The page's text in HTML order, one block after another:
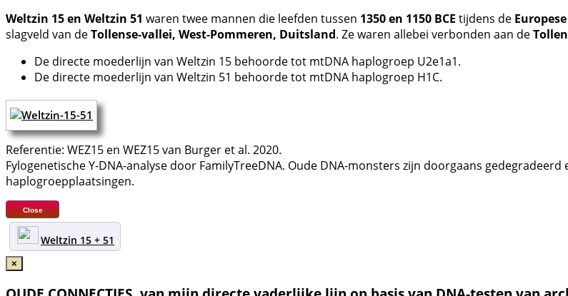
Weltzin 15 en Weltzin 51 waren twee mannen die leefden tussen 1350 en 1150 BCE tijdens de
slagveld van deTollense-vallei, West-Pommeren, Duitsland. Ze waren allebei verbonden aan de
De directe moederlijn van Weltzin 15 behoorde tot mtDNA haplogroep U2e1a1.
De directe moederlijn van Weltzin 51 behoorde tot mtDNA haplogroep H1C.
Referentie: WEZ15 en WEZ15 van Burger et al. 2020.
Fylogenetische Y-DNA-analyse door FamilyTreeDNA. Oude DNA-monsters zijn doorgaans
haplogroepplaatsingen.
Close
Weltzin 15 + 51
×